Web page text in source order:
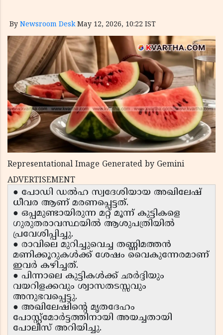
By Newsroom Desk May 12, 2026, 10:22 IST
Representational Image Generated by Gemini
ADVERTISEMENT
● പോഡി ഡൽഹ സ്വദേശിയായ അഖിലേഷ്
ധീവര ആണ് മരണപ്പെട്ടത്.
● ഒപ്പമുണ്ടായിരുന്ന മറ്റ് മൂന്ന് കുട്ടികളെ
ഗുരുതരാവസ്ഥയിൽ ആശുപത്രിയിൽ
പ്രവേശിപ്പിച്ചു.
● രാവിലെ മുറിച്ചുവെച്ച തണ്ണിമത്തൻ
മണിക്കൂറുകൾക്ക് ശേഷം വൈകുന്നേരമാണ്
ഇവർ കഴിച്ചത്.
● പിന്നാലെ കുട്ടികൾക്ക് ഛർദ്ദിയും
വയറിളക്കവും ശ്വാസതടസ്സവും
അനുഭവപ്പെട്ടു.
● അഖിലേഷിന്റെ മൃതദേഹം
പോസ്റ്റ്മോർട്ടത്തിനായി അയച്ചതായി
പോലീസ് അറിയിച്ചു.